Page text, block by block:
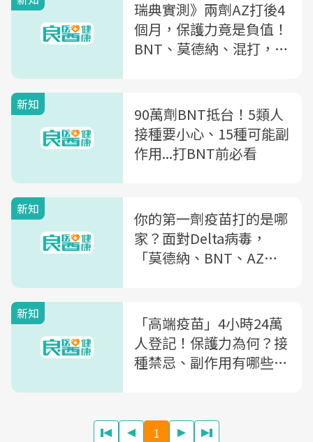
瑞典實測》兩劑AZ打後4
個月，保護力竟是負值！
BNT、莫德納、混打，效
新知
90萬劑BNT抵台！5類人
接種要小心、15種可能副
作用...打BNT前必看
新知
你的第一劑疫苗打的是哪
家？面對Delta病毒，
「莫德納、BNT、AZ」
新知
「高端疫苗」4小時24萬
人登記！保護力為何？接
種禁忌、副作用有哪些？
1